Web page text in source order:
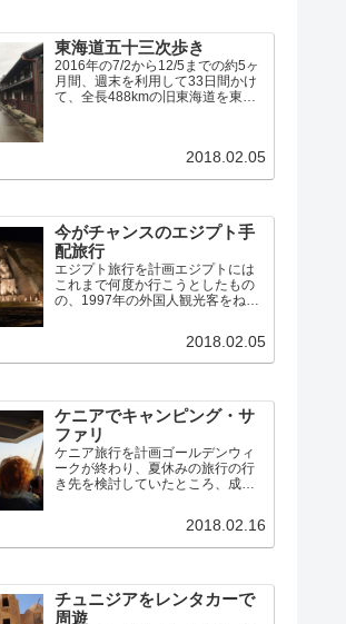
東海道五十三次歩き
2016年の7/2から12/5までの約5ヶ
月間、週末を利用して33日間かけ
て、全長488kmの旧東海道を東京
答） 7/2: 日本橋→品川宿 7/…
2018.02.05
今がチャンスのエジプト手
配旅行
エジプト旅行を計画エジプトには
これまで何度か行こうとしたもの
の、1997年の外国人観光客をねら
らくは行けそうにないなあと思え
る事件が何かしら起きていまし
2018.02.05
ケニアでキャンピング・サ
ファリ
ケニア旅行を計画ゴールデンウィ
ークが終わり、夏休みの旅行の行
き先を検討していたところ、成
ので、ケニアに行くことにしまし
た。中国南方航空の広州乗継便で
2018.02.16
チュニジアをレンタカーで
周遊